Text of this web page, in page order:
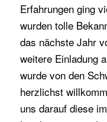
Erfahrungen ging
wurden tolle
das nächste Jahr
weitere Einladung
wurde von den
herzlichst
uns darauf diese